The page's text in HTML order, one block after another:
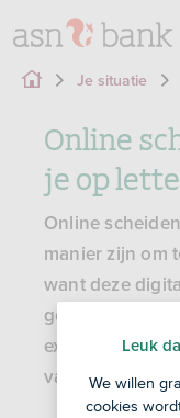
Je situatie
Online
je op
Online
manier zijn om
want deze
geschikt. Zeker
extra
van een
Leuk
We willen
cookies